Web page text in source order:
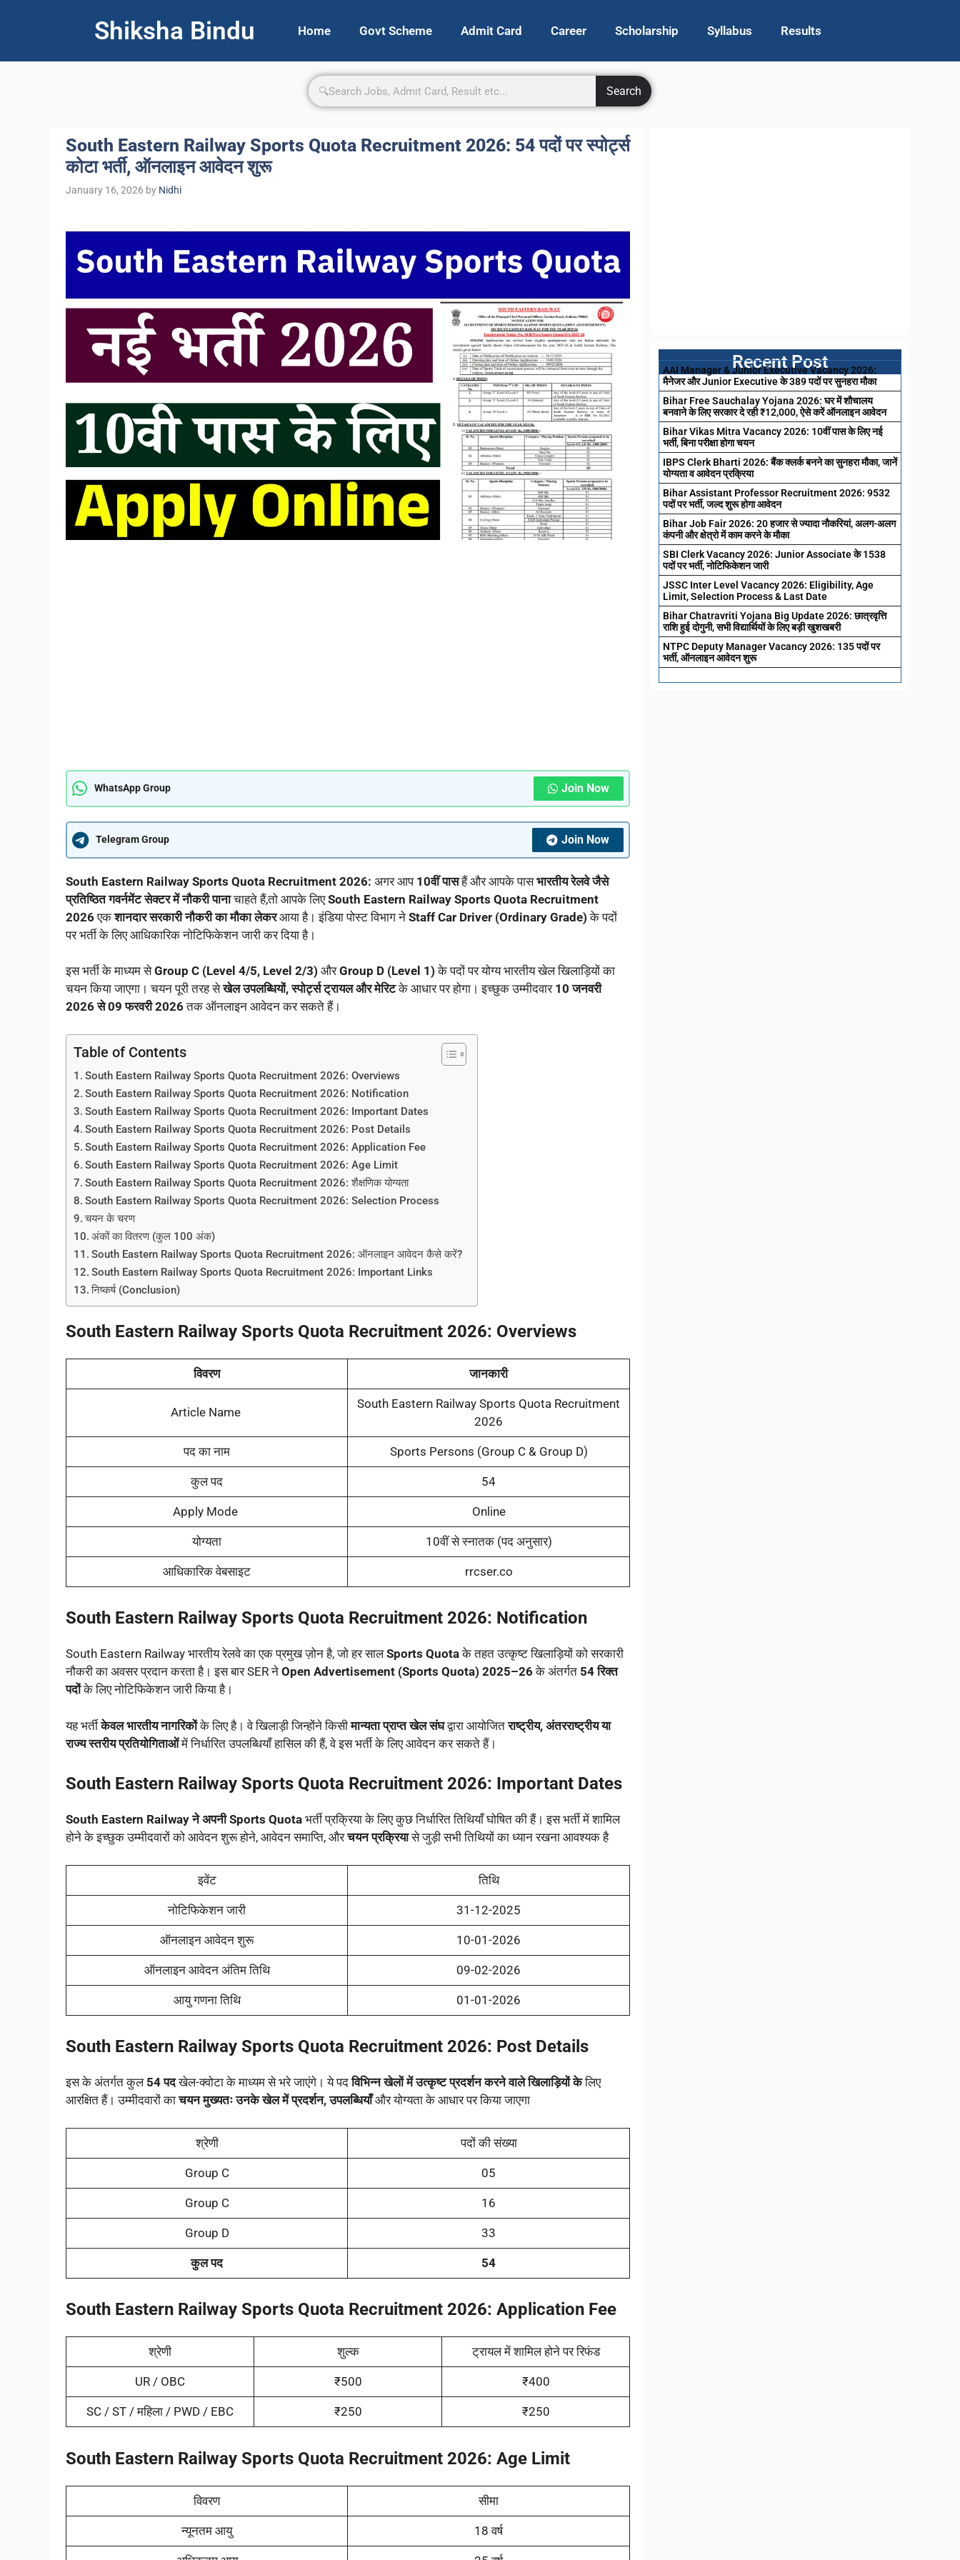
Shiksha Bindu Home Govt Scheme Admit Card Career Scholarship Syllabus Results
Search
South Eastern Railway Sports Quota Recruitment 2026: 54 पदों पर स्पोर्ट्स
कोटा भर्ती, ऑनलाइन आवेदन शुरू
January 16, 2026 by Nidhi
WhatsApp Group Join Now
Telegram Group Join Now
South Eastern Railway Sports Quota Recruitment 2026: अगर आप 10वीं पासहैं और आपके पासभारतीय रेलवे जैसे
प्रतिष्ठित गवर्नमेंट सेक्टर में नौकरी पानाचाहते हैं,तो आपके लिएSouth Eastern Railway Sports Quota Recruitment
2026एकशानदार सरकारी नौकरी का मौका लेकरआया है। इंडिया पोस्ट विभाग ने Staff Car Driver (Ordinary Grade) के पदों
पर भर्ती के लिए आधिकारिक नोटिफिकेशन जारी कर दिया है।
इस भर्ती के माध्यम सेGroup C (Level 4/5, Level 2/3) औरGroup D (Level 1) के पदों पर योग्य भारतीय खेल खिलाड़ियों का
चयन किया जाएगा। चयन पूरी तरह सेखेल उपलब्धियों, स्पोर्ट्स ट्रायल और मेरिटके आधार पर होगा। इच्छुक उम्मीदवार 10 जनवरी
2026 से 09 फरवरी 2026तक ऑनलाइन आवेदन कर सकते हैं।
Table of Contents
South Eastern Railway Sports Quota Recruitment 2026: Overviews
South Eastern Railway Sports Quota Recruitment 2026: Notification
South Eastern Railway Sports Quota Recruitment 2026: Important Dates
South Eastern Railway Sports Quota Recruitment 2026: Post Details
South Eastern Railway Sports Quota Recruitment 2026: Application Fee
South Eastern Railway Sports Quota Recruitment 2026: Age Limit
South Eastern Railway Sports Quota Recruitment 2026: शैक्षणिक योग्यता
South Eastern Railway Sports Quota Recruitment 2026: Selection Process
चयन के चरण
अंकों का वितरण (कुल 100 अंक)
South Eastern Railway Sports Quota Recruitment 2026: ऑनलाइन आवेदन कैसे करें?
South Eastern Railway Sports Quota Recruitment 2026: Important Links
निष्कर्ष (Conclusion)
South Eastern Railway Sports Quota Recruitment 2026: Overviews
विवरण जानकारी
Article Name
South Eastern Railway Sports Quota Recruitment
2026
पद का नाम Sports Persons (Group C & Group D)
कुल पद 54
Apply Mode Online
योग्यता 10वीं से स्नातक (पद अनुसार)
आधिकारिक वेबसाइट rrcser.co
South Eastern Railway Sports Quota Recruitment 2026: Notification
South Eastern Railway भारतीय रेलवे का एक प्रमुख ज़ोन है, जो हर सालSports Quotaके तहत उत्कृष्ट खिलाड़ियों को सरकारी
नौकरी का अवसर प्रदान करता है। इस बार SER ने Open Advertisement (Sports Quota) 2025–26के अंतर्गत 54 रिक्त
पदोंके लिए नोटिफिकेशन जारी किया है।
यह भर्तीकेवल भारतीय नागरिकोंके लिए है। वे खिलाड़ी जिन्होंने किसीमान्यता प्राप्त खेल संघद्वारा आयोजितराष्ट्रीय, अंतरराष्ट्रीय या
राज्य स्तरीय प्रतियोगिताओंमें निर्धारित उपलब्धियाँ हासिल की हैं, वे इस भर्ती के लिए आवेदन कर सकते हैं।
South Eastern Railway Sports Quota Recruitment 2026: Important Dates
South Eastern Railway ने अपनी Sports Quota भर्ती प्रक्रिया के लिए कुछ निर्धारित तिथियाँ घोषित की हैं। इस भर्ती में शामिल
होने के इच्छुक उम्मीदवारों को आवेदन शुरू होने, आवेदन समाप्ति, औरचयन प्रक्रियासे जुड़ी सभी तिथियों का ध्यान रखना आवश्यक है
इवेंट तिथि
नोटिफिकेशन जारी 31-12-2025
ऑनलाइन आवेदन शुरू 10-01-2026
ऑनलाइन आवेदन अंतिम तिथि 09-02-2026
आयु गणना तिथि 01-01-2026
South Eastern Railway Sports Quota Recruitment 2026: Post Details
इस के अंतर्गत कुल 54 पदखेल-क्वोटा के माध्यम से भरे जाएंगे। ये पदविभिन्न खेलों में उत्कृष्ट प्रदर्शन करने वाले खिलाड़ियों केलिए
आरक्षित हैं। उम्मीदवारों काचयन मुख्यतः उनके खेल में प्रदर्शन, उपलब्धियाँऔर योग्यता के आधार पर किया जाएगा
श्रेणी पदों की संख्या
Group C 05
Group C 16
Group D 33
कुल पद 54
South Eastern Railway Sports Quota Recruitment 2026: Application Fee
श्रेणी शुल्क ट्रायल में शामिल होने पर रिफंड
UR / OBC ₹500 ₹400
SC / ST / महिला / PWD / EBC ₹250 ₹250
South Eastern Railway Sports Quota Recruitment 2026: Age Limit
विवरण सीमा
न्यूनतम आयु 18 वर्ष
Recent Post
AAI Manager & Junior Executive Vacancy 2026:
मैनेजर और Junior Executive के 389 पदों पर सुनहरा मौका
Bihar Free Sauchalay Yojana 2026: घर में शौचालय
बनवाने के लिए सरकार दे रही ₹12,000, ऐसे करें ऑनलाइन आवेदन
Bihar Vikas Mitra Vacancy 2026: 10वीं पास के लिए नई
भर्ती, बिना परीक्षा होगा चयन
IBPS Clerk Bharti 2026: बैंक क्लर्क बनने का सुनहरा मौका, जानें
योग्यता व आवेदन प्रक्रिया
Bihar Assistant Professor Recruitment 2026: 9532
पदों पर भर्ती, जल्द शुरू होगा आवेदन
Bihar Job Fair 2026: 20 हजार से ज्यादा नौकरियां, अलग-अलग
कंपनी और क्षेत्रो में काम करने के मौका
SBI Clerk Vacancy 2026: Junior Associate के 1538
पदों पर भर्ती, नोटिफिकेशन जारी
JSSC Inter Level Vacancy 2026: Eligibility, Age
Limit, Selection Process & Last Date
Bihar Chatravriti Yojana Big Update 2026: छात्रवृत्ति
राशि हुई दोगुनी, सभी विद्यार्थियों के लिए बड़ी खुशखबरी
NTPC Deputy Manager Vacancy 2026: 135 पदों पर
भर्ती, ऑनलाइन आवेदन शुरू